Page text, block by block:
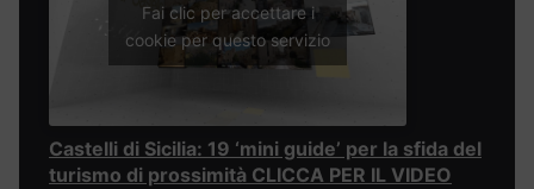
Fai clic per accettare i
cookie per questo servizio
Castelli di Sicilia: 19 ‘mini guide’ per la sfida del
turismo di prossimità CLICCA PER IL VIDEO